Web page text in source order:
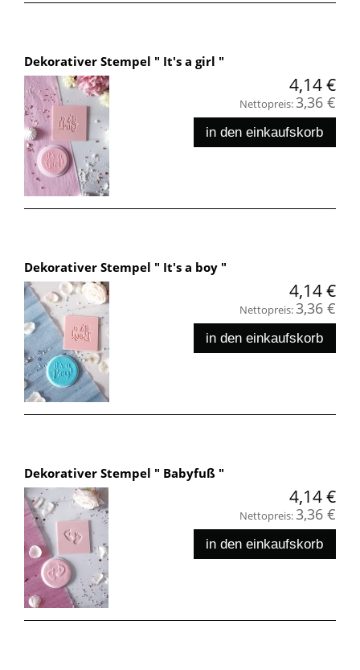
Dekorativer Stempel " It's a girl "
4,14 €
Nettopreis:3,36 €
in den einkaufskorb
Dekorativer Stempel " It's a boy "
4,14 €
Nettopreis:3,36 €
in den einkaufskorb
Dekorativer Stempel " Babyfuß "
4,14 €
Nettopreis:3,36 €
in den einkaufskorb